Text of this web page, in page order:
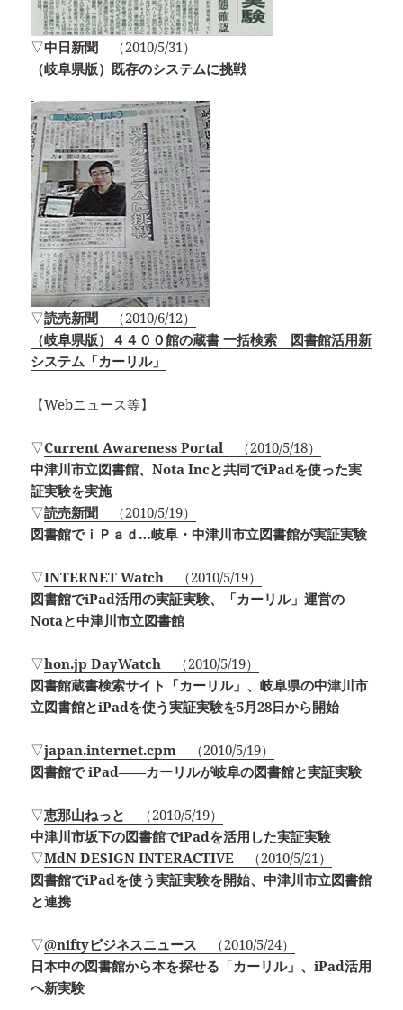
▽中日新聞 （2010/5/31）
（岐阜県版）既存のシステムに挑戦
▽読売新聞 （2010/6/12）
（岐阜県版）４４００館の蔵書 一括検索 図書館活用新
システム「カーリル」
【Webニュース等】
▽Current Awareness Portal （2010/5/18）
中津川市立図書館、Nota Incと共同でiPadを使った実
証実験を実施
▽読売新聞 （2010/5/19）
図書館でｉＰａｄ…岐阜・中津川市立図書館が実証実験
▽INTERNET Watch （2010/5/19）
図書館でiPad活用の実証実験、「カーリル」運営の
Notaと中津川市立図書館
▽hon.jp DayWatch （2010/5/19）
図書館蔵書検索サイト「カーリル」、岐阜県の中津川市
立図書館とiPadを使う実証実験を5月28日から開始
▽japan.internet.cpm （2010/5/19）
図書館で iPad――カーリルが岐阜の図書館と実証実験
▽恵那山ねっと
（2010/5/19）
中津川市坂下の図書館でiPadを活用した実証実験
▽MdN DESIGN INTERACTIVE （2010/5/21）
図書館でiPadを使う実証実験を開始、中津川市立図書館
と連携
▽@niftyビジネスニュース （2010/5/24）
日本中の図書館から本を探せる「カーリル」、iPad活用
へ新実験